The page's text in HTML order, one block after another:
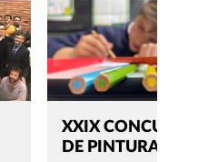
XXIX CONCURSO
DE PINTURA 2024